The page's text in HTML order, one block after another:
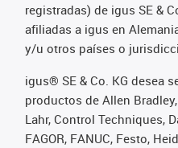
registradas) de igus SE &
afiliadas a igus en
y/u otros países o
igus® SE & Co. KG desea
productos de Allen
Lahr, Control Techniques,
FAGOR, FANUC, Festo,